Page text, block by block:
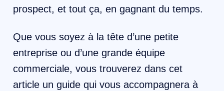
prospect, et tout ça, en gagnant du temps.
Que vous soyez à la tête d’une petite
entreprise ou d’une grande équipe
commerciale, vous trouverez dans cet
article un guide qui vous accompagnera à